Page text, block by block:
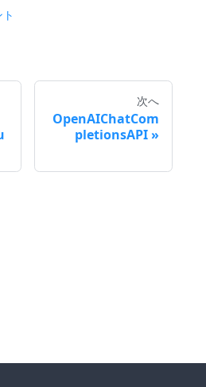
次へ
OpenAIChatCom
pletionsAPI